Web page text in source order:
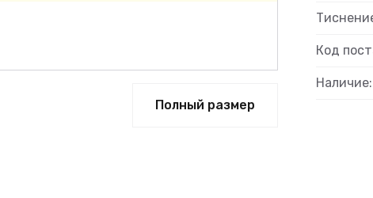
Полный размер
Код
Наличие: